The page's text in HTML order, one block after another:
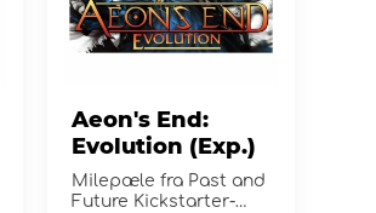
Aeon's End:
Evolution (Exp.)
Milepæle fra Past and
Future Kickstarter-